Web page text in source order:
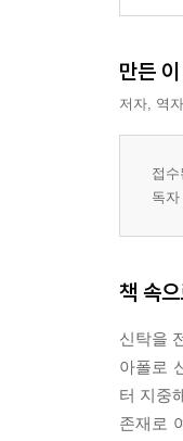
만든
저자, 역
접
독
책 속
신탁을
아폴로
터 지중
존재로